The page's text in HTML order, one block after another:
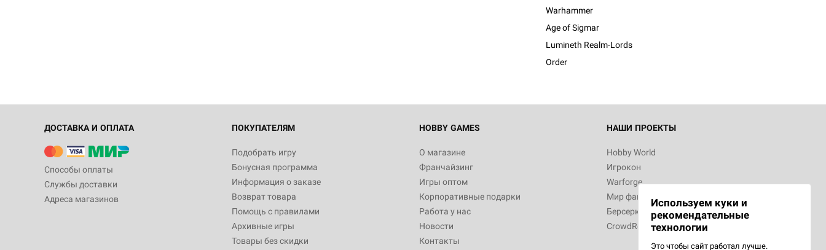
Warhammer
Age of Sigmar
Lumineth Realm-Lords
Order
ДОСТАВКА И ОПЛАТА
Способы оплаты
Службы доставки
Адреса магазинов
ПОКУПАТЕЛЯМ
Подобрать игру
Бонусная программа
Информация о заказе
Возврат товара
Помощь с правилами
Архивные игры
Товары без скидки
HOBBY GAMES
О магазине
Франчайзинг
Игры оптом
Корпоративные подарки
Работа у нас
Новости
Контакты
НАШИ ПРОЕКТЫ
Hobby World
Игрокон
Warforge
Мир фантастики
Берсерк
CrowdRepublic
Используем куки и
рекомендательные
технологии
Это чтобы сайт работал лучше.